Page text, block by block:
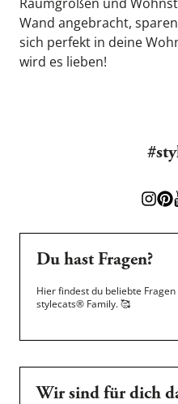
Wand angebracht,
sich perfekt in deine
wird es lieben!
Du hast Fragen?
Hier findest du beliebte
stylecats® Family.🥰
Wir sind für dich